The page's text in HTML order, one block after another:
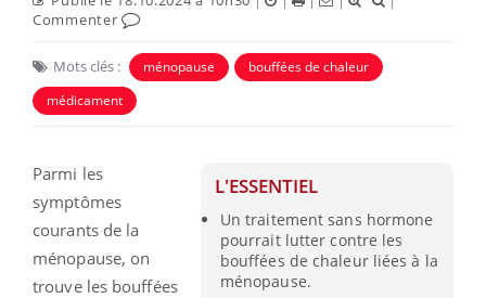
Commenter
Mots clés : ménopause
bouffées de chaleur
médicament
L'ESSENTIEL
Un traitement sans hormone
pourrait lutter contre les
bouffées de chaleur liées à la
ménopause.
Parmi les
symptômes
courants de la
ménopause, on
trouve les bouffées